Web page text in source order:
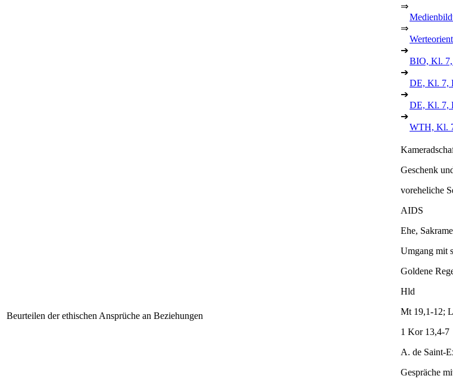
⇒
⇒
➔
BIO, Kl.
➔
DE, Kl. 7,
➔
DE, Kl. 7,
➔
WTH, Kl.
Beurteilen der ethischen Ansprüche an Beziehungen
Geschenk
voreheliche
AIDS
Ehe,
Umgang mit
Goldene
Hld
Mt 19,1-12;
1 Kor 13,4-7
A. de Saint-
Gespräche